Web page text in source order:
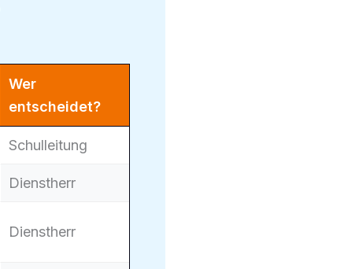
Wer
entscheidet?
Schulleitung
Dienstherr
Dienstherr